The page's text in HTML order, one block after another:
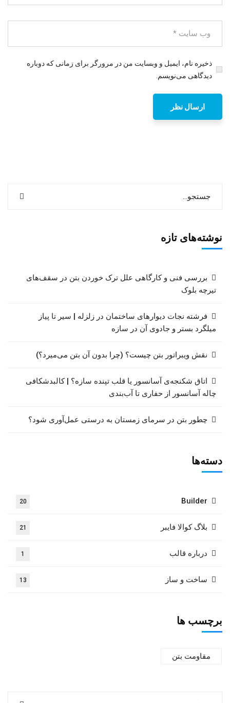
ذخیره نام، ایمیل و وبسایت من در مرورگر برای زمانی که دوباره
دیدگاهی می‌نویسم.
نوشته‌های تازه
بررسی فنی و کارگاهی علل ترک خوردن بتن در سقف‌های
تیرچه بلوک
فرشته نجات دیوارهای ساختمان در زلزله | سیر تا پیاز
میلگرد بستر و جادوی آن در سازه
نقش ویبراتور بتن چیست؟ (چرا بدون آن بتن می‌میرد؟)
اتاق شکنجه‌ی آسانسور یا قلب تپنده سازه؟ | کالبدشکافی
چاله آسانسور از حفاری تا آب‌بندی
چطور بتن در سرمای زمستان به درستی عمل‌آوری شود؟
دسته‌ها
Builder
20
بلاگ کوالا فایبر 21
درباره قالب 1
ساخت و ساز 13
برچسب ها
مقاومت بتن